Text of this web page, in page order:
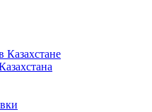
Казахстане